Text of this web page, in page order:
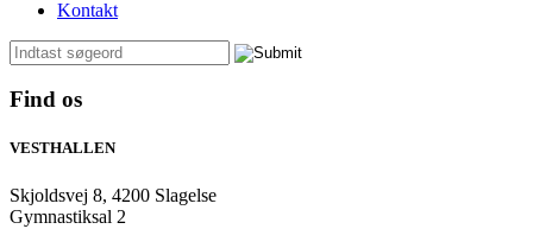
Kontakt
Find os
VESTHALLEN
Skjoldsvej 8, 4200 Slagelse
Gymnastiksal 2